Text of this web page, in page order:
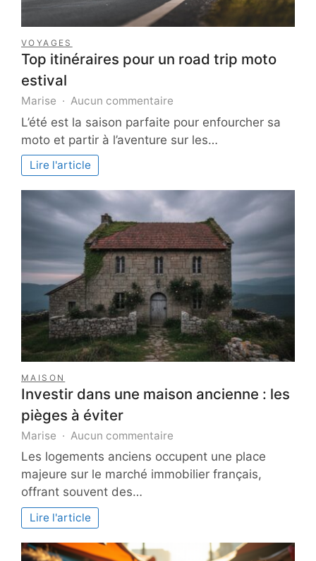
VOYAGES
Top itinéraires pour un road trip moto
estival
Marise Aucun commentaire
itinéraires
pour
trip
moto
estival
L’été est la saison parfaite pour enfourcher sa
moto et partir à l’aventure sur les…
Lire l'article
MAISON
Investir dans une maison ancienne : les
pièges à éviter
Marise Aucun commentaire
Investir
dans
une
Les logements anciens occupent une place
majeure sur le marché immobilier français,
offrant souvent des…
Lire l'article